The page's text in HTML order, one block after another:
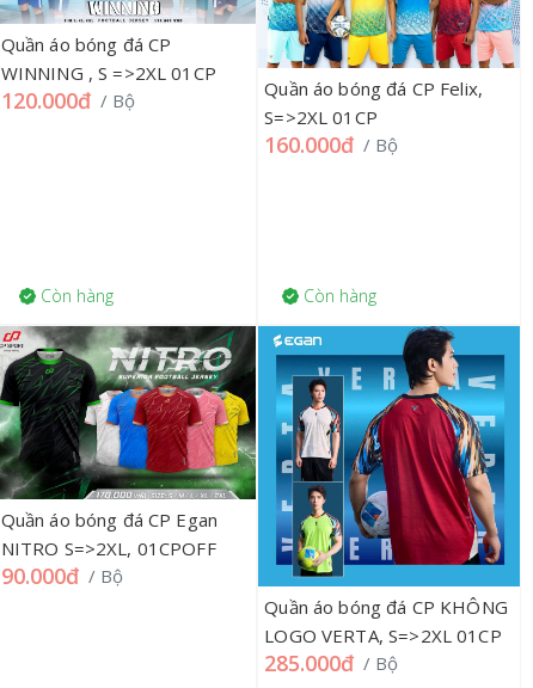
Quần áo bóng đá CP
WINNING , S =>2XL 01CP
120.000đ / Bộ
Còn hàng
Quần áo bóng đá CP Felix,
S=>2XL 01CP
160.000đ / Bộ
Còn hàng
Quần áo bóng đá CP Egan
NITRO S=>2XL, 01CPOFF
90.000đ / Bộ
Quần áo bóng đá CP KHÔNG
LOGO VERTA, S=>2XL 01CP
285.000đ / Bộ